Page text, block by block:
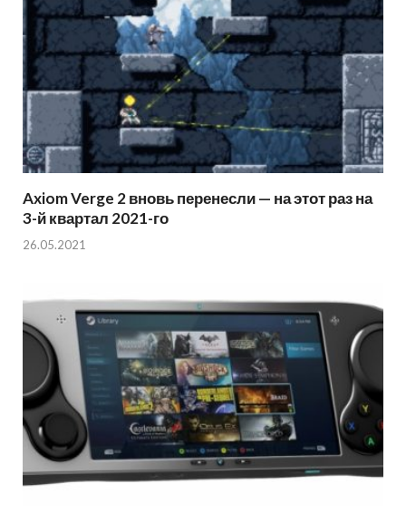
Axiom Verge 2 вновь перенесли — на этот раз на
3-й квартал 2021-го
26.05.2021